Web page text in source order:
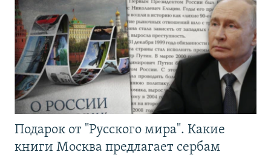
Подарок от "Русского мира". Какие
книги Москва предлагает сербам